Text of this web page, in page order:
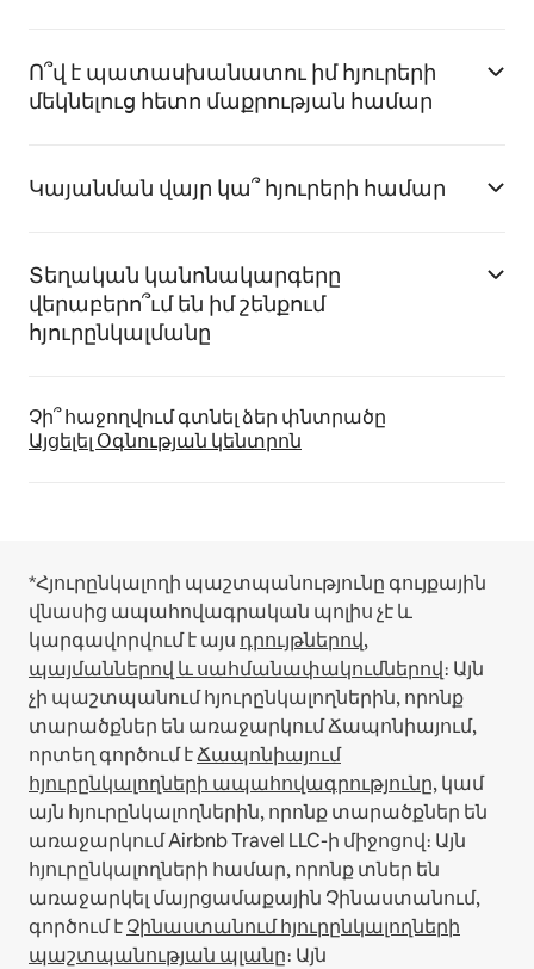
Ո՞վ է պատասխանատու իմ հյուրերի
մեկնելուց հետո մաքրության համար
Կայանման վայր կա՞ հյուրերի համար
Տեղական կանոնակարգերը
վերաբերո՞ւմ են իմ շենքում
հյուրընկալմանը
Չի՞ հաջողվում գտնել ձեր փնտրածը
Այցելել Օգնության կենտրոն
*Հյուրընկալողի պաշտպանությունը գույքային
վնասից ապահովագրական պոլիս չէ և
կարգավորվում է այս դրույթներով,
պայմաններով և սահմանափակումներով։ Այն
չի պաշտպանում հյուրընկալողներին, որոնք
տարածքներ են առաջարկում Ճապոնիայում,
որտեղ գործում էՃապոնիայում
հյուրընկալողների ապահովագրությունը, կամ
այն հյուրընկալողներին, որոնք տարածքներ են
առաջարկում Airbnb Travel LLC-ի միջոցով։ Այն
հյուրընկալողների համար, որոնք տներ են
առաջարկել մայրցամաքային Չինաստանում,
գործում էՉինաստանում հյուրընկալողների
պաշտպանության պլանը։ Այն